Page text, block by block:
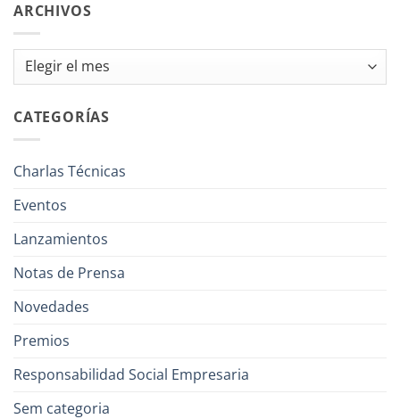
ARCHIVOS
Archivos
CATEGORÍAS
Charlas Técnicas
Eventos
Lanzamientos
Notas de Prensa
Novedades
Premios
Responsabilidad Social Empresaria
Sem categoria